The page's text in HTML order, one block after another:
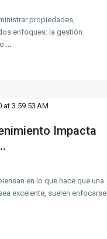
propiedades,
enfoques: la gestión
...
Impacta
en lo que hace que una
excelente, suelen enfocarse